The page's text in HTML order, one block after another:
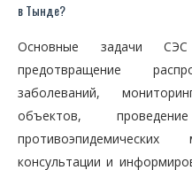
в Тынде?
Основные задачи
предотвращение
заболеваний,
объектов,
консультации и